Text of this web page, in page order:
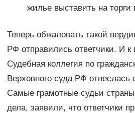
жилье выставить на торги
Теперь обжаловать такой
РФ отправились ответчики. И к
Судебная коллегия по
Верховного суда РФ отнеслась
Самые грамотные судьи
дела, заявили, что ответчики